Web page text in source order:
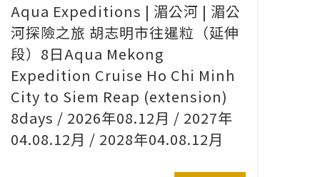
Aqua Expeditions | 湄公河 | 湄公
河探險之旅 胡志明市往暹粒（延伸
段）8日Aqua Mekong
Expedition Cruise Ho Chi Minh
City to Siem Reap (extension)
8days / 2026年08.12月 / 2027年
04.08.12月 / 2028年04.08.12月